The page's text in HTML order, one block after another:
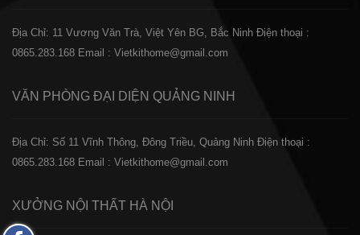
Địa Chỉ: 11 Vương Văn Trà, Việt Yên BG, Bắc Ninh Điện thoại :
0865.283.168 Email : Vietkithome@gmail.com
VĂN PHÒNG ĐẠI DIỆN QUẢNG NINH
Địa Chỉ: Số 11 Vĩnh Thông, Đông Triều, Quảng Ninh Điện thoại :
0865.283.168 Email : Vietkithome@gmail.com
XƯỞNG NỘI THẤT HÀ NỘI